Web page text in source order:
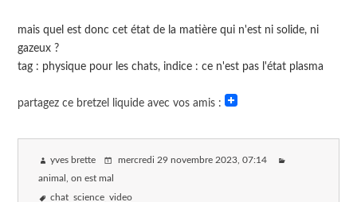
mais quel est donc cet état de la matière qui n'est ni solide, ni
gazeux ?
tag : physique pour les chats, indice : ce n'est pas l'état plasma
partagez ce bretzel liquide avec vos amis :
yves brette mercredi 29 novembre 2023 , 07:14
animal, on est mal
chat science video